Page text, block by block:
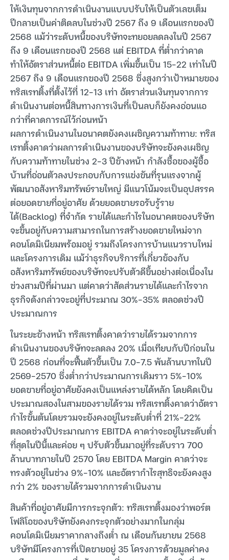
ให้เงินทุนจากการดำเนินงานแบบปรับให้เป็นตัวเลขเต็ม
ปีกลายเป็นค่าติดลบในช่วงปี 2567 ถึง 9 เดือนแรกของปี
2568 แม้ว่าระดับหนี้ของบริษัทจะทยอยลดลงในปี 2567
ถึง 9 เดือนแรกของปี 2568 แต่ EBITDA ที่ต่ำกว่าคาด
ทำให้อัตราส่วนหนี้ต่อ EBITDA เพิ่มขึ้นเป็น 15-22 เท่าในปี
2567 ถึง 9 เดือนแรกของปี 2568 ซึ่งสูงกว่าเป้าหมายของ
ทริสเรทติ้งที่ตั้งไว้ที่ 12-13 เท่า อัตราส่วนเงินทุนจากการ
ดำเนินงานต่อหนี้สินทางการเงินที่เป็นลบก็ยังคงอ่อนแอ
กว่าที่คาดการณ์ไว้ก่อนหน้า
ผลการดำเนินงานในอนาคตยังคงเผชิญความท้าทาย: ทริส
เรทติ้งคาดว่าผลการดำเนินงานของบริษัทจะยังคงเผชิญ
กับความท้าทายในช่วง 2-3 ปีข้างหน้า กำลังซื้อของผู้ซื้อ
บ้านที่อ่อนตัวลงประกอบกับการแข่งขันที่รุนแรงจากผู้
พัฒนาอสังหาริมทรัพย์รายใหญ่ มีแนวโน้มจะเป็นอุปสรรค
ต่อยอดขายที่อยู่อาศัย ด้วยยอดขายรอรับรู้ราย
ได้(Backlog) ที่จำกัด รายได้และกำไรในอนาคตของบริษัท
จะขึ้นอยู่กับความสามารถในการสร้างยอดขายใหม่จาก
คอนโดมิเนียมพร้อมอยู่ รวมถึงโครงการบ้านแนวราบใหม่
และโครงการเดิม แม้ว่าธุรกิจบริการที่เกี่ยวข้องกับ
อสังหาริมทรัพย์ของบริษัทจะปรับตัวดีขึ้นอย่างต่อเนื่องใน
ช่วงสามปีที่ผ่านมา แต่คาดว่าสัดส่วนรายได้และกำไรจาก
ธุรกิจดังกล่าวจะอยู่ที่ประมาณ 30%-35% ตลอดช่วงปี
ประมาณการ
ในระยะข้างหน้า ทริสเรทติ้งคาดว่ารายได้รวมจากการ
ดำเนินงานของบริษัทจะลดลง 20% เมื่อเทียบกับปีก่อนใน
ปี 2568 ก่อนที่จะฟื้นตัวขึ้นเป็น 7.0-7.5 พันล้านบาทในปี
2569-2570 ซึ่งต่ำกว่าประมาณการเดิมราว 5%-10%
ยอดขายที่อยู่อาศัยยังคงเป็นแหล่งรายได้หลัก โดยคิดเป็น
ประมาณสองในสามของรายได้รวม ทริสเรทติ้งคาดว่าอัตรา
กำไรขั้นต้นโดยรวมจะยังคงอยู่ในระดับต่ำที่ 21%-22%
ตลอดช่วงปีประมาณการ EBITDA คาดว่าจะอยู่ในระดับต่ำ
ที่สุดในปีนี้และค่อย ๆ ปรับตัวขึ้นมาอยู่ที่ระดับราว 700
ล้านบาทภายในปี 2570 โดย EBITDA Margin คาดว่าจะ
ทรงตัวอยู่ในช่วง 9%-10% และอัตรากำไรสุทธิจะยังคงสูง
กว่า 2% ของรายได้รวมจากการดำเนินงาน
สินค้าที่อยู่อาศัยมีการกระจุกตัว: ทริสเรทติ้งมองว่าพอร์ต
โฟลิโอของบริษัทยังคงกระจุกตัวอย่างมากในกลุ่ม
คอนโดมิเนียมราคากลางถึงต่ำ ณ เดือนกันยายน 2568
บริษัทมีโครงการที่เปิดขายอยู่ 35 โครงการด้วยมูลค่าคง